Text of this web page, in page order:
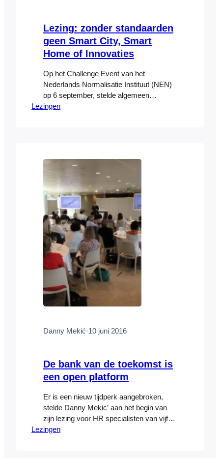
Lezing: zonder standaarden
geen Smart City, Smart
Home of Innovaties
Op het Challenge Event van het
Nederlands Normalisatie Instituut (NEN)
op 6 september, stelde algemeen
directeur Piet-Hein Daverveldt dat met
als Nederlandse normen. Dit jaar viert de
organisatie haar 100-jarig bestaan, en
stelt…
Lezingen
Danny Mekić·10 juni 2016
De bank van de toekomst is
een open platform
Er is een nieuw tijdperk aangebroken,
stelde Danny Mekic’ aan het begin van
zijn lezing voor HR specialisten van vijf
van de grootste banken van Europa op 10
Lezingen